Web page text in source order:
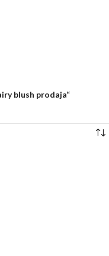
blush prodaja“